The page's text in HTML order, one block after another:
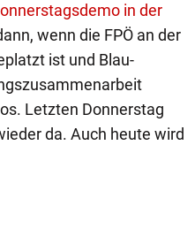
in der
wenn die FPÖ an der
ist und Blau-
Letzten Donnerstag
da. Auch heute wird